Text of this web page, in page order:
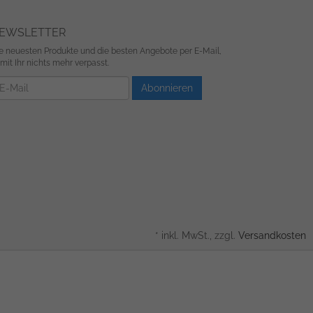
neuesten Produkte und die besten Angebote per E-Mail,
Ihr nichts mehr verpasst.
Abonnieren
* inkl. MwSt., zzgl. Versandkosten